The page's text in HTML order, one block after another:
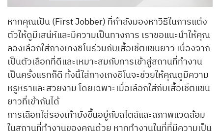
หากคุณเป็น (First Jobber) ที่กำลังมองหาวิธีในการแต่ง
ตัวให้ดูมีเสน่ห์และมีความเป็นทางการ เราขอแนะนำให้คุณ
ลองเลือกใส่กางเกงชิโนร่วมกับเสื้อเชิ้ตแขนยาว เนื่องจาก
เป็นตัวเลือกที่ดีและเหมาะสมกับการเข้าสู่สถานที่ทำงาน
เป็นครั้งแรกก็ดี ทั้งนี้ใส่กางเกงชิโนจะช่วยให้คุณดูมีความ
หรูหราและสวยงาม โดยเฉพาะเมื่อเลือกใส่กับเสื้อเชิ้ตแขน
ยาวที่เข้ากันได้
การเลือกใส่รองเท้ายังขึ้นอยู่กับสไตล์และสภาพแวดล้อม
ในสถานที่ทำงานของคุณด้วย หากทำงานในที่ที่มีความเป็น